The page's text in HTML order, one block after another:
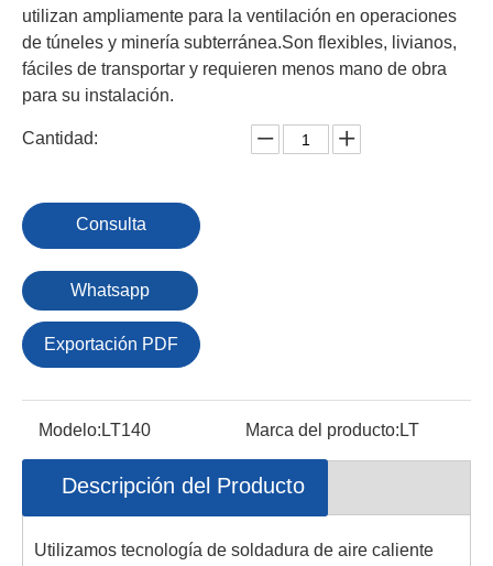
utilizan ampliamente para la ventilación en operaciones
de túneles y minería subterránea.Son flexibles, livianos,
fáciles de transportar y requieren menos mano de obra
para su instalación.
Cantidad:
Consulta
Whatsapp
Exportación PDF
Modelo: LT140 Marca del producto: LT
Descripción del Producto
Utilizamos tecnología de soldadura de aire caliente